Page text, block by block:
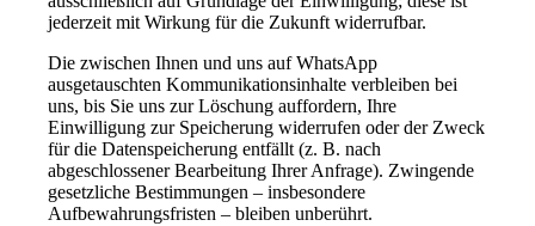
jederzeit mit Wirkung für die Zukunft widerrufbar.
Die zwischen Ihnen und uns auf WhatsApp
ausgetauschten Kommunikationsinhalte verbleiben bei
uns, bis Sie uns zur Löschung auffordern, Ihre
Einwilligung zur Speicherung widerrufen oder der Zweck
für die Datenspeicherung entfällt (z. B. nach
abgeschlossener Bearbeitung Ihrer Anfrage). Zwingende
gesetzliche Bestimmungen – insbesondere
Aufbewahrungsfristen – bleiben unberührt.